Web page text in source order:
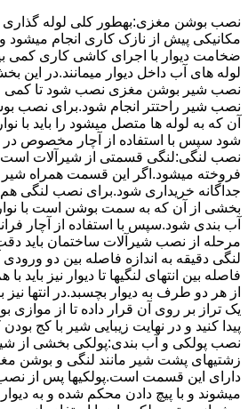
نصب بوشن مغزی:بهطور کلی لوله گذاری
مکانیکی پیش از نازک کاری انجام میشود
ضخامت دیوار با اجرای کاشی کاری کمی
لوله های آب داخل دیوار میمانند.در این
نصب شیر بوشن مغزی نصب شود تا کمی
نصب شیر راحتتر انجام شود.برای نصب
آن که به لوله ها متصل میشود را باید با
شود سپس با استفاده از آچار مخصوص در
نصب لنگی:لنگی قسمتی از شیرآلات است
فروخته میشود.اگر این قسمت همراه شیر
جداگانه خریداری شود.برای نصب لنگی هم
بخشی از آن که به سمت بوشن است با نوار
آب بندی شود.سپس با استفاده از آچار
مرحله از نصب شیرآلات ساختمان باید
لنگی دقیقه به اندازه فاصله بین دو
فاصله بین انتهای لنگیها تا دیوار نیز باید
از هر دو طرف به دیوار بچسبد.در انتها
یک تراز بر روی آن قرار داده تا از موازی
پیدا کنید و در نهایت زیبایی شیر با کج
نصب پولکی و آب بندی:پولکی بخشی از
زشتیهای پشت شیر مانند لنگی و بوشن
دارای این قسمت است.پولکیها پس از
میشوند و با پیچ دادن محکم شده و به دیوار